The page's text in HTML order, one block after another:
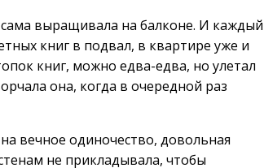
выращивала на балконе. И каждый
книг в подвал, в квартире уже и
книг, можно едва-едва, но улетал
она, когда в очередной раз
вечное одиночество, довольная
не прикладывала, чтобы